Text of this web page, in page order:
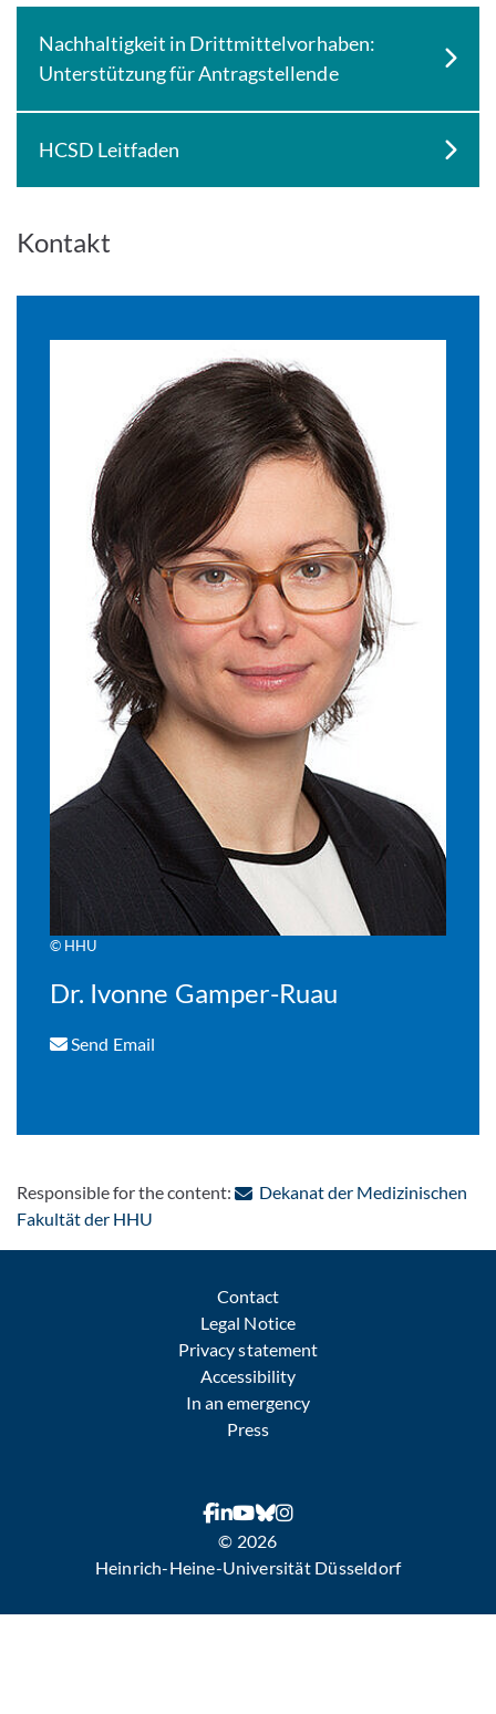
Nachhaltigkeit in Drittmittelvorhaben:
Unterstützung für Antragstellende
HCSD Leitfaden
Kontakt
© HHU
Dr. Ivonne Gamper-Ruau
Send Email
Responsible for the content:
Dekanat der Medizinischen
Fakultät der HHU
Contact
Legal Notice
Privacy statement
Accessibility
In an emergency
Press
© 2026
Heinrich-Heine-Universität Düsseldorf